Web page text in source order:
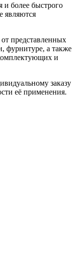
и более быстрого
являются
представленных
фурнитуре, а также
и
заказу
её применения.